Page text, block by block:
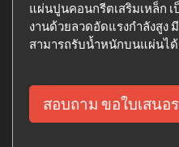
แผ่นปูนคอนกรีตเสริมเหล็ก
งานด้วยลวดอัดแรงกำลังสูง
สามารถรับน้ำหนักบนแผ่นไ
สอบถาม ขอใบเสนอ